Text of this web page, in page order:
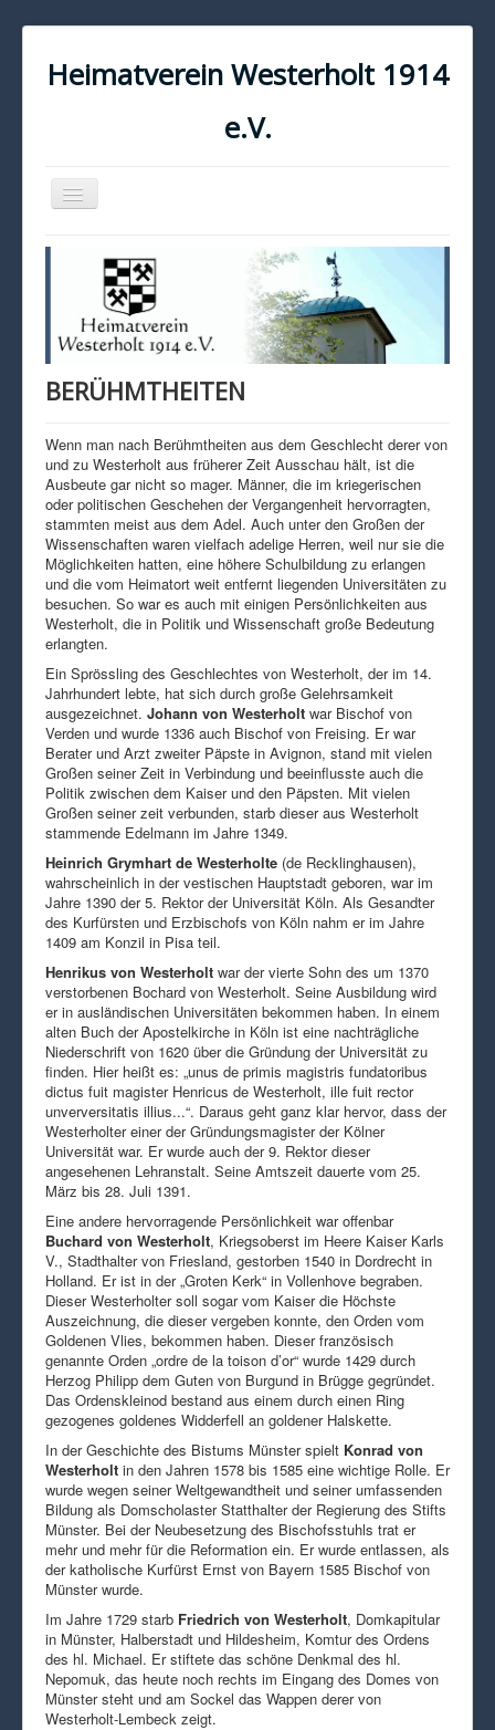
Heimatverein Westerholt 1914
e.V.
Navigation
an/aus
KONTAKT
IMPRESSUM
DATENSCHUTZ
BERÜHMTHEITEN
Wenn man nach Berühmtheiten aus dem Geschlecht derer von
und zu Westerholt aus früherer Zeit Ausschau hält, ist die
Ausbeute gar nicht so mager. Männer, die im kriegerischen
oder politischen Geschehen der Vergangenheit hervorragten,
stammten meist aus dem Adel. Auch unter den Großen der
Wissenschaften waren vielfach adelige Herren, weil nur sie die
Möglichkeiten hatten, eine höhere Schulbildung zu erlangen
und die vom Heimatort weit entfernt liegenden Universitäten zu
besuchen. So war es auch mit einigen Persönlichkeiten aus
Westerholt, die in Politik und Wissenschaft große Bedeutung
erlangten.
Ein Sprössling des Geschlechtes von Westerholt, der im 14.
Jahrhundert lebte, hat sich durch große Gelehrsamkeit
ausgezeichnet. Johann von Westerholt war Bischof von
Verden und wurde 1336 auch Bischof von Freising. Er war
Berater und Arzt zweiter Päpste in Avignon, stand mit vielen
Großen seiner Zeit in Verbindung und beeinflusste auch die
Politik zwischen dem Kaiser und den Päpsten. Mit vielen
Großen seiner zeit verbunden, starb dieser aus Westerholt
stammende Edelmann im Jahre 1349.
Heinrich Grymhart de Westerholte (de Recklinghausen),
wahrscheinlich in der vestischen Hauptstadt geboren, war im
Jahre 1390 der 5. Rektor der Universität Köln. Als Gesandter
des Kurfürsten und Erzbischofs von Köln nahm er im Jahre
1409 am Konzil in Pisa teil.
Henrikus von Westerholt war der vierte Sohn des um 1370
verstorbenen Bochard von Westerholt. Seine Ausbildung wird
er in ausländischen Universitäten bekommen haben. In einem
alten Buch der Apostelkirche in Köln ist eine nachträgliche
Niederschrift von 1620 über die Gründung der Universität zu
finden. Hier heißt es: „unus de primis magistris fundatoribus
dictus fuit magister Henricus de Westerholt, ille fuit rector
unverversitatis illius...“. Daraus geht ganz klar hervor, dass der
Westerholter einer der Gründungsmagister der Kölner
Universität war. Er wurde auch der 9. Rektor dieser
angesehenen Lehranstalt. Seine Amtszeit dauerte vom 25.
März bis 28. Juli 1391.
Eine andere hervorragende Persönlichkeit war offenbar
Buchard von Westerholt, Kriegsoberst im Heere Kaiser Karls
V., Stadthalter von Friesland, gestorben 1540 in Dordrecht in
Holland. Er ist in der „Groten Kerk“ in Vollenhove begraben.
Dieser Westerholter soll sogar vom Kaiser die Höchste
Auszeichnung, die dieser vergeben konnte, den Orden vom
Goldenen Vlies, bekommen haben. Dieser französisch
genannte Orden „ordre de la toison d’or“ wurde 1429 durch
Herzog Philipp dem Guten von Burgund in Brügge gegründet.
Das Ordenskleinod bestand aus einem durch einen Ring
gezogenes goldenes Widderfell an goldener Halskette.
In der Geschichte des Bistums Münster spielt Konrad von
Westerholt in den Jahren 1578 bis 1585 eine wichtige Rolle. Er
wurde wegen seiner Weltgewandtheit und seiner umfassenden
Bildung als Domscholaster Statthalter der Regierung des Stifts
Münster. Bei der Neubesetzung des Bischofsstuhls trat er
mehr und mehr für die Reformation ein. Er wurde entlassen, als
der katholische Kurfürst Ernst von Bayern 1585 Bischof von
Münster wurde.
Im Jahre 1729 starb Friedrich von Westerholt, Domkapitular
in Münster, Halberstadt und Hildesheim, Komtur des Ordens
des hl. Michael. Er stiftete das schöne Denkmal des hl.
Nepomuk, das heute noch rechts im Eingang des Domes von
Münster steht und am Sockel das Wappen derer von
Westerholt-Lembeck zeigt.